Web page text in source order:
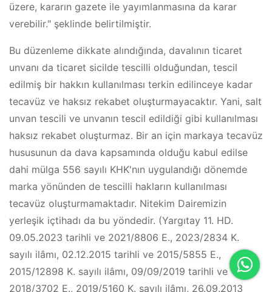
üzere, kararın gazete ile yayımlanmasına da karar
verebilir." şeklinde belirtilmiştir.
Bu düzenleme dikkate alındığında, davalının ticaret
unvanı da ticaret sicilde tescilli olduğundan, tescil
edilmiş bir hakkın kullanılması terkin edilinceye kadar
tecavüz ve haksız rekabet oluşturmayacaktır. Yani, salt
unvan tescili ve unvanın tescil edildiği gibi kullanılması
haksız rekabet oluşturmaz. Bir an için markaya tecavüz
hususunun da dava kapsamında olduğu kabul edilse
dahi mülga 556 sayılı KHK'nın uygulandığı dönemde
marka yönünden de tescilli hakların kullanılması
tecavüz oluşturmamaktadır. Nitekim Dairemizin
yerleşik içtihadı da bu yöndedir. (Yargıtay 11. HD.
09.05.2023 tarihli ve 2021/8806 E., 2023/2834 K.
sayılı ilâmı, 02.12.2015 tarihli ve 2015/5855 E.,
2015/12898 K. sayılı ilâmı, 09/09/2019 tarihli ve
2018/3702 E., 2019/5160 K. sayılı ilâmı, 26.09.2013